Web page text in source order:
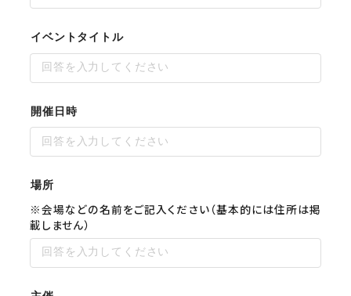
イベントタイトル
開催日時
場所
※会場などの名前をご記入ください（基本的には住所は掲
載しません）